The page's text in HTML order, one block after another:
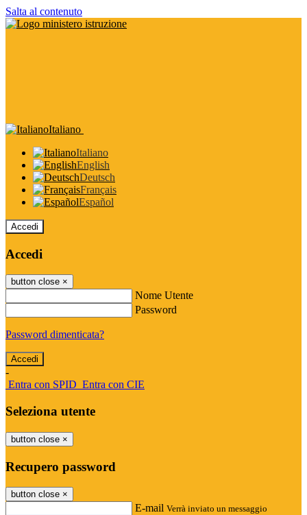
Salta al contenuto
Italiano
Italiano
English
Deutsch
Français
Español
Accedi
Accedi
button close ×
Nome Utente
Password
Password dimenticata?
-
Entra con SPID Entra con CIE
Seleziona utente
button close ×
Recupero password
button close ×
E-mail Verrà inviato un messaggio